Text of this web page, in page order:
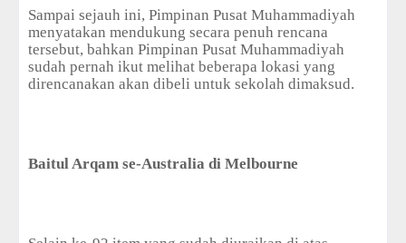
Sampai sejauh ini, Pimpinan Pusat Muhammadiyah
menyatakan mendukung secara penuh rencana
tersebut, bahkan Pimpinan Pusat Muhammadiyah
sudah pernah ikut melihat beberapa lokasi yang
direncanakan akan dibeli untuk sekolah dimaksud.
Baitul Arqam se-Australia di Melbourne